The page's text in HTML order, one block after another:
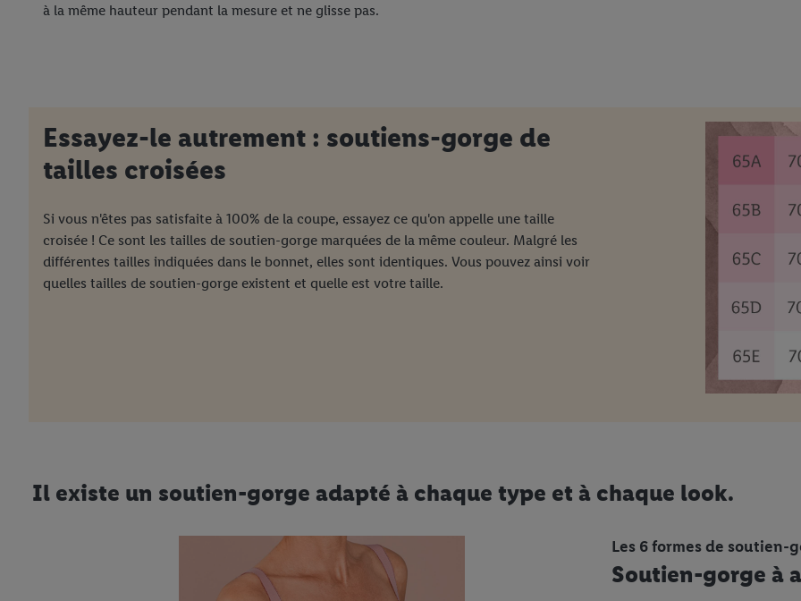
à la même hauteur pendant la mesure et ne glisse pas.
Essayez-le autrement : soutiens-gorge de
tailles croisées
Si vous n'êtes pas satisfaite à 100% de la coupe, essayez ce qu'on appelle une taille
croisée ! Ce sont les tailles de soutien-gorge marquées de la même couleur. Malgré les
différentes tailles indiquées dans le bonnet, elles sont identiques. Vous pouvez ainsi voir
quelles tailles de soutien-gorge existent et quelle est votre taille.
Il existe un soutien-gorge adapté à chaque type et à chaque look.
Les 6 formes de soutien-
Soutien-gorge à